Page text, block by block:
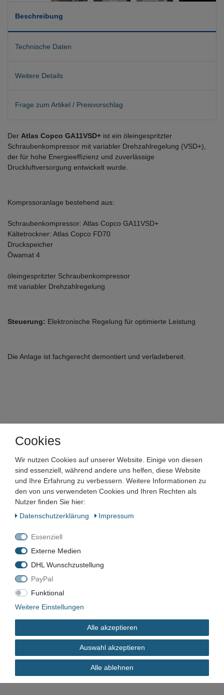
Beschreibung
Technische Daten
Weitere Details
Frage zum Artikel / Preisvorschlag
Der Atlas Copco GA11VSD+ ist ein öleingespritzter
Schraubenkompressor mit variabler Drehzahlregelung (VSD+),
der für hohe Energieeffizienz und zuverlässige
Druckluftversorgung entwickelt wurde.
Komprssoranlage bestehend aus:
Schraubenkompressor: Atlas Copco GA11VSD+
Kältetrockner: Atlas Copco FD70
Druckspeicher
Öwamat 4
öleingespritzter Schraubenkompressor
mit variabler Drehzahlregelung
Steuerung: Elektronische Regelung für optimierte Leistung
Die Anlage ist fachgerecht demontiert und verladebereit.
Atlas Copco
Atlas Copco GA11VDS+
Schraubenkompressor
Kältetrockner FD70 Speicher
Cookies
Wir nutzen Cookies auf unserer Website. Einige von diesen
sind essenziell, während andere uns helfen, diese Website
und Ihre Erfahrung zu verbessern. Weitere Informationen zu
den von uns verwendeten Cookies und Ihren Rechten als
Nutzer finden Sie hier:
Daten­schutz­erklärung
Impressum
Essenziell
Externe Medien
DHL Wunschzustellung
PayPal
Funktional
Weitere Einstellungen
Alle akzeptieren
Auswahl akzeptieren
Alle ablehnen